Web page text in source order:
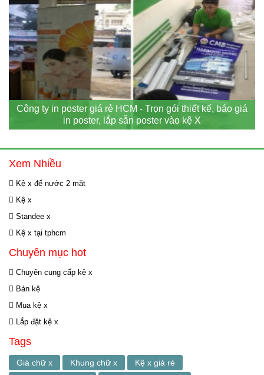
Công ty in poster giá rẻ HCM - Trọn gói thiết kế, báo giá
in poster, lắp sẵn poster vào kệ X
Xem Nhiều
Kệ x đế nước 2 mặt
Kệ x
Standee x
Kệ x tại tphcm
Chuyên mục hot
Chuyên cung cấp kệ x
Bán kệ
Mua kệ x
Lắp đặt kệ x
Tags
Giá chữ x Khung chữ x Kệ x giá rẻ